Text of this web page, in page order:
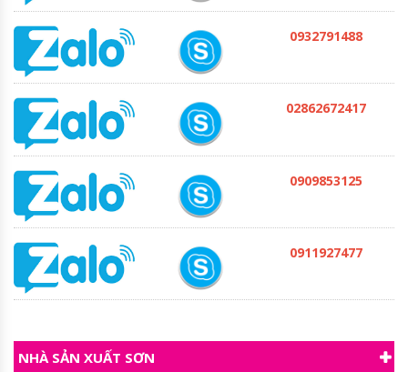
0932791488
02862672417
0909853125
0911927477
NHÀ SẢN XUẤT SƠN